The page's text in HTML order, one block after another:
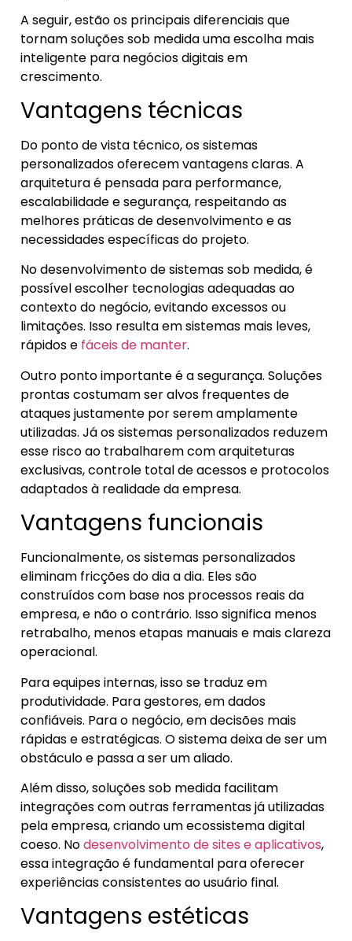
A seguir, estão os principais diferenciais que
tornam soluções sob medida uma escolha mais
inteligente para negócios digitais em
crescimento.
Vantagens técnicas
Do ponto de vista técnico, os sistemas
personalizados oferecem vantagens claras. A
arquitetura é pensada para performance,
escalabilidade e segurança, respeitando as
melhores práticas de desenvolvimento e as
necessidades específicas do projeto.
No desenvolvimento de sistemas sob medida, é
possível escolher tecnologias adequadas ao
contexto do negócio, evitando excessos ou
limitações. Isso resulta em sistemas mais leves,
rápidos e fáceis de manter.
Outro ponto importante é a segurança. Soluções
prontas costumam ser alvos frequentes de
ataques justamente por serem amplamente
utilizadas. Já os sistemas personalizados reduzem
esse risco ao trabalharem com arquiteturas
exclusivas, controle total de acessos e protocolos
adaptados à realidade da empresa.
Vantagens funcionais
Funcionalmente, os sistemas personalizados
eliminam fricções do dia a dia. Eles são
construídos com base nos processos reais da
empresa, e não o contrário. Isso significa menos
retrabalho, menos etapas manuais e mais clareza
operacional.
Para equipes internas, isso se traduz em
produtividade. Para gestores, em dados
confiáveis. Para o negócio, em decisões mais
rápidas e estratégicas. O sistema deixa de ser um
obstáculo e passa a ser um aliado.
Além disso, soluções sob medida facilitam
integrações com outras ferramentas já utilizadas
pela empresa, criando um ecossistema digital
coeso. Nodesenvolvimento de sites e aplicativos,
essa integração é fundamental para oferecer
experiências consistentes ao usuário final.
Vantagens estéticas